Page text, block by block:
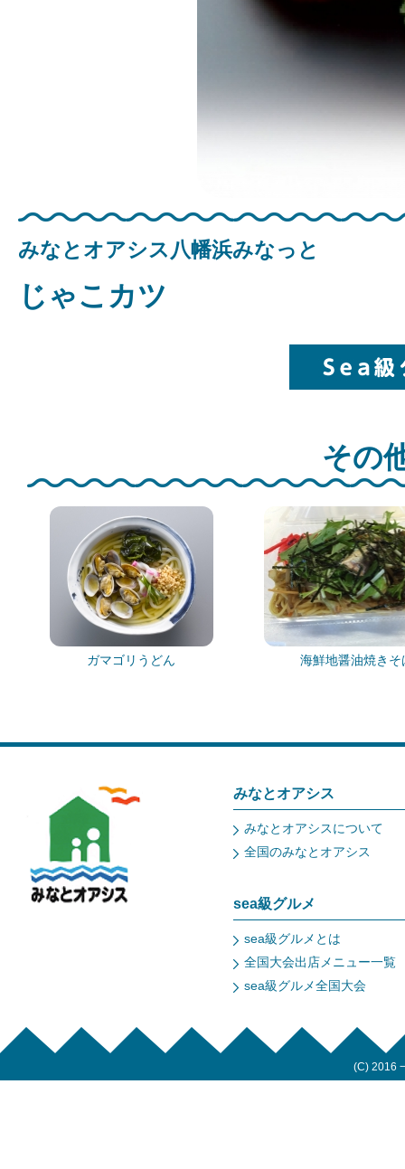
みなとオアシス八幡浜みなっと
じゃこカツ
その
ガマゴリうどん 海鮮地醤油焼きそ
みなとオアシス
みなとオアシスについて
全国のみなとオアシス
sea級グルメ
sea級グルメとは
全国大会出店メニュー一覧
sea級グルメ全国大会
(C) 2016